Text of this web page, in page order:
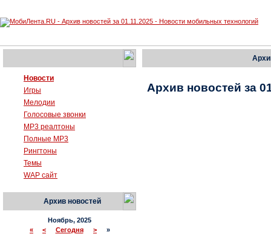
Новости
Игры
Мелодии
Голосовые звонки
MP3 реалтоны
Полные MP3
Рингтоны
Темы
WAP сайт
Архив новостей
Ноябрь, 2025
«
< Сегодня >
»
Архив новостей за